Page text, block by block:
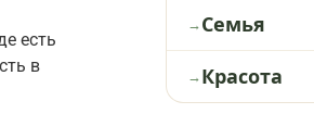
есть
в
Семья
Красота